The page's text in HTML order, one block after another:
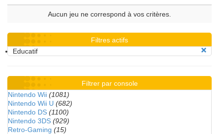
Aucun jeu ne correspond à vos critères.
Filtres actifs
Educatif
Filtrer par console
Nintendo Wii (1081)
Nintendo Wii U (682)
Nintendo DS (1100)
Nintendo 3DS (929)
Retro-Gaming (15)